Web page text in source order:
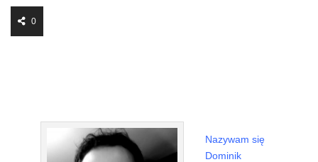
0
Nazywam się
Dominik